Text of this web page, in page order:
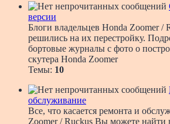
версии
Блоги владельцев Honda Zoomer /
решились на их перестройку.
бортовые журналы с фото о
скутера Honda Zoomer
Темы: 10
обслуживание
Все, что касается ремонта и
Zoomer / Ruckus Вы можете найти